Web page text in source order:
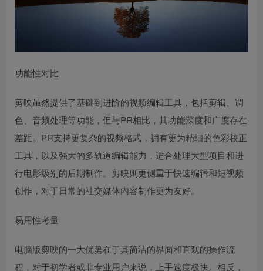
功能性对比
剪映虽然提供了基础到进阶的视频编辑工具，包括剪辑、调
色、音频处理等功能，但与PR相比，其功能深度和广度存在
差距。PR支持更复杂的视频格式，拥有更为精细的色彩校正
工具，以及强大的多轨道编辑能力，适合处理大型项目和进
行电影级别的后期制作。剪映则更侧重于快速编辑和短视频
创作，对于日常的社交媒体内容制作更为友好。
易用性考量
电脑版剪映的一大优势在于其简洁的界面和直观的操作流
程，对于初学者或非专业用户来说，上手速度极快。相反，